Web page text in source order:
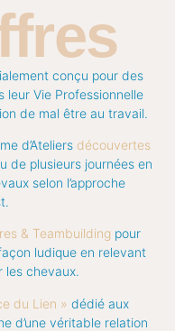
conçu pour des
leur Vie Professionnelle
de mal être au travail.
d’Ateliers découvertes
de plusieurs journées en
selon l’approche
& Teambuilding pour
ludique en relevant
les chevaux.
du Lien » dédié aux
d’une véritable relation